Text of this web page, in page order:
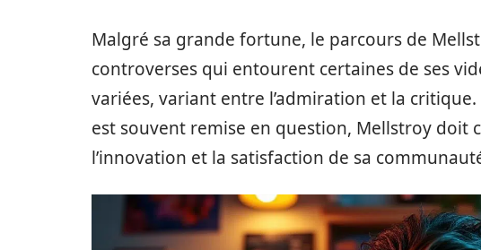
Malgré sa grande fortune, le parcours de
controverses qui entourent certaines de ses
variées, variant entre l’admiration et la
est souvent remise en question, Mellstroy doit
l’innovation et la satisfaction de sa